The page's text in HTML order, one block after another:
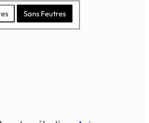
Sans Feutres